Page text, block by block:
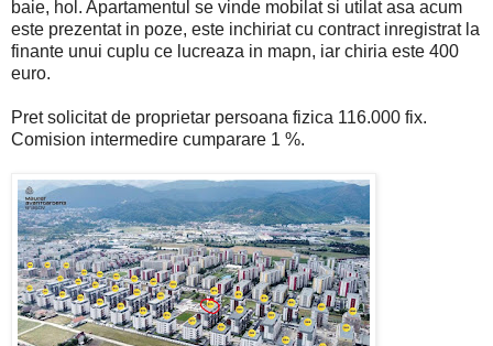
baie, hol. Apartamentul se vinde mobilat si utilat asa acum
este prezentat in poze, este inchiriat cu contract inregistrat la
finante unui cuplu ce lucreaza in mapn, iar chiria este 400
euro.
Pret solicitat de proprietar persoana fizica 116.000 fix.
Comision intermedire cumparare 1 %.